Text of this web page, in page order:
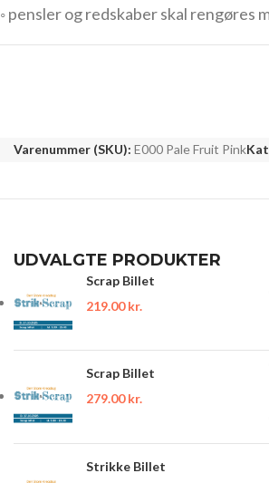
◦ pensler og redskaber skal rengøres
Varenummer (SKU): E000 Pale Fruit Pink
UDVALGTE PRODUKTER
Scrap Billet
219.00kr.
Scrap Billet
279.00kr.
Strikke Billet